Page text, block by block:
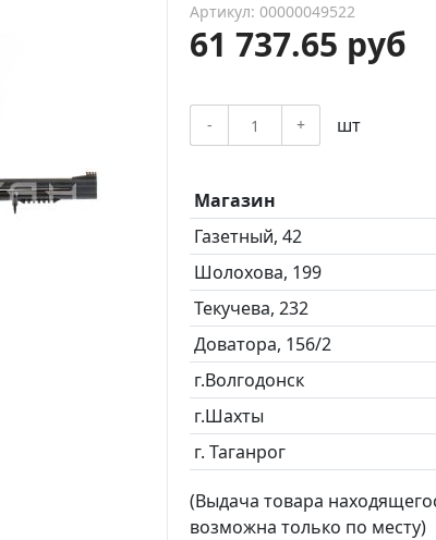
Артикул: 00000049522
61 737.65 руб
- + шт
Магазин
Газетный, 42
Шолохова, 199
Текучева, 232
Доватора, 156/2
г.Волгодонск
г.Шахты
г. Таганрог
(Выдача товара
возможна только по месту)